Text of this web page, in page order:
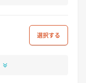
選択